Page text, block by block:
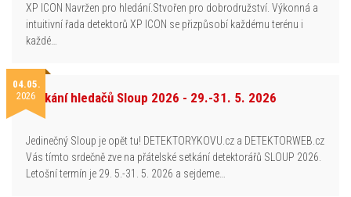
XP ICON Navržen pro hledání.Stvořen pro dobrodružství. Výkonná a
intuitivní řada detektorů XP ICON se přizpůsobí každému terénu i
každé…
04.05.
2026Setkání hledačů Sloup 2026 - 29.-31. 5. 2026
Jedinečný Sloup je opět tu! DETEKTORYKOVU.cz a DETEKTORWEB.cz
Vás tímto srdečně zve na přátelské setkání detektorářů SLOUP 2026.
Letošní termín je 29. 5.-31. 5. 2026 a sejdeme…